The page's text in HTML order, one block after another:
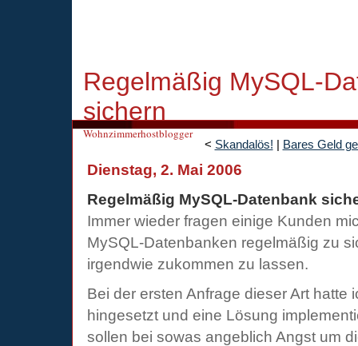
Regelmäßig MySQL-
sichern
Wohnzimmerhostblogger
< Skandalös! | Bares Geld
Dienstag, 2. Mai 2006
Regelmäßig MySQL-Datenbank
Immer wieder fragen einige Kunden
MySQL-Datenbanken regelmäßig zu
irgendwie zukommen zu lassen.
Bei der ersten Anfrage dieser Art hatte
hingesetzt und eine Lösung
sollen bei sowas angeblich Angst um